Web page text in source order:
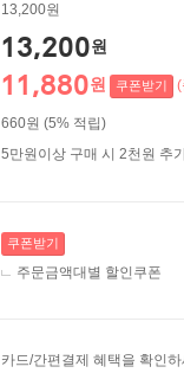
13,200원
13,200원
11,880원 쿠폰받기 (
660원 (5% 적립)
5만원이상 구매 시 2천원 추
쿠폰받기
주문금액대별 할인쿠폰
카드/간편결제 혜택을 확인하